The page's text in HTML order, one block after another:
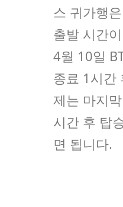
스 귀가행
출발 시간
4월 10일
종료 1시간
제는 마지
시간 후 탑
면 됩니다.